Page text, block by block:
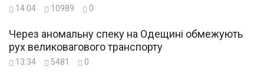
14:04 10989 0
Через аномальну спеку на Одещині обмежують
рух великовагового транспорту
13:34 5481 0